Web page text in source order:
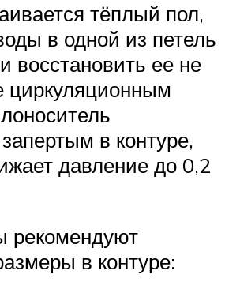
тёплый пол,
в одной из петель
восстановить ее не
циркуляционным
в контуре,
давление до 0,2
рекомендуют
в контуре: